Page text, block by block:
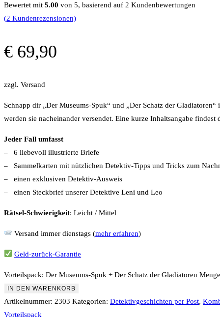
Bewertet mit 5.00 von 5, basierend auf 2 Kundenbewertungen
(2 Kundenrezensionen)
€ 69,90
zzgl. Versand
Schnapp dir „Der Museums-Spuk“ und „Der Schatz der
werden sie nacheinander versendet. Eine kurze Inhaltsangabe findest
Jeder Fall umfasst
– 6 liebevoll illustrierte Briefe
– Sammelkarten mit nützlichen Detektiv-Tipps und Tricks zum
– einen exklusiven Detektiv-Ausweis
– einen Steckbrief unserer Detektive Leni und Leo
Rätsel-Schwierigkeit: Leicht / Mittel
Versand immer dienstags (mehr erfahren)
Geld-zurück-Garantie
Vorteilspack: Der Museums-Spuk + Der Schatz der Gladiatoren Menge
IN DEN WARENKORB
Artikelnummer: 2303 Kategorien: Detektivgeschichten per Post,
Vorteilspack